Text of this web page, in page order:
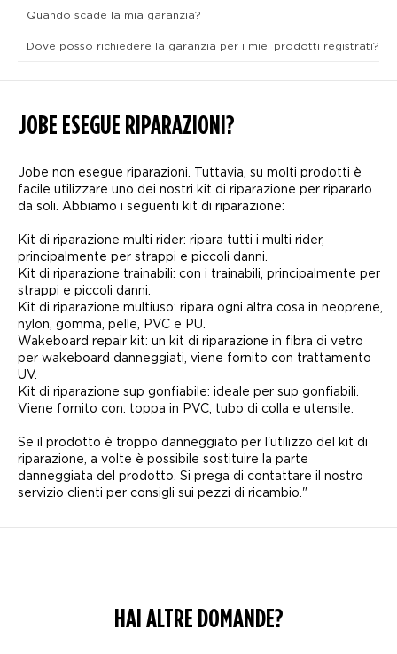
Quando scade la mia garanzia?
Dove posso richiedere la garanzia per i miei prodotti registrati?
JOBE ESEGUE RIPARAZIONI?
Jobe non esegue riparazioni. Tuttavia, su molti prodotti è
facile utilizzare uno dei nostri kit di riparazione per ripararlo
da soli. Abbiamo i seguenti kit di riparazione:
Kit di riparazione multi rider: ripara tutti i multi rider,
principalmente per strappi e piccoli danni.
Kit di riparazione trainabili: con i trainabili, principalmente per
strappi e piccoli danni.
Kit di riparazione multiuso: ripara ogni altra cosa in neoprene,
nylon, gomma, pelle, PVC e PU.
Wakeboard repair kit: un kit di riparazione in fibra di vetro
per wakeboard danneggiati, viene fornito con trattamento
UV.
Kit di riparazione sup gonfiabile: ideale per sup gonfiabili.
Viene fornito con: toppa in PVC, tubo di colla e utensile.
Se il prodotto è troppo danneggiato per l'utilizzo del kit di
riparazione, a volte è possibile sostituire la parte
danneggiata del prodotto. Si prega di contattare il nostro
servizio clienti per consigli sui pezzi di ricambio."
HAI ALTRE DOMANDE?